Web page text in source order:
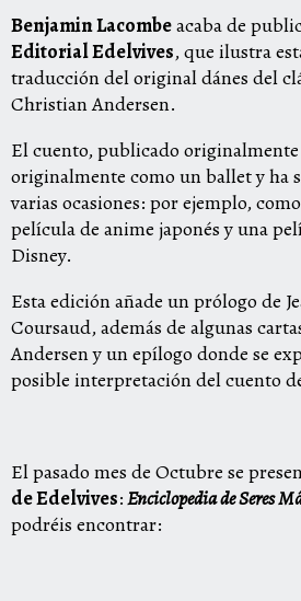
Benjamin Lacombeacaba de
Editorial Edelvives, que ilustra
traducción del original dánes del
Christian Andersen.
El cuento, publicado originalmente
originalmente como un ballet y ha
varias ocasiones: por ejemplo,
película de anime japonés y una
Disney.
Esta edición añade un prólogo de
Coursaud, además de algunas
Andersen y un epílogo donde se
posible interpretación del cuento
El pasado mes de Octubre se
de Edelvives:Enciclopedia de Seres
podréis encontrar: